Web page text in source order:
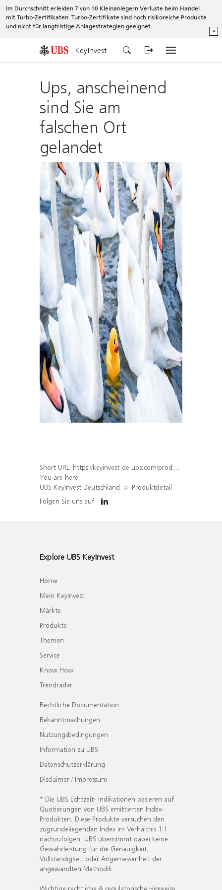
Im Durchschnitt erleiden 7 von 10 Kleinanlegern Verluste beim Handel
mit Turbo-Zertifikaten. Turbo-Zertifikate sind hoch risikoreiche Produkte
und nicht für langfristige Anlagestrategien geeignet.
^
KeyInvest
Ups, anscheinend
sind Sie am
falschen Ort
gelandet
Short URL: https://keyinvest-de.ubs.com/produkt/detail/index/isin/DE000WA4R710
You are here:
UBS KeyInvest Deutschland
Produktdetail
Folgen Sie uns auf
Explore UBS KeyInvest
Home
Mein KeyInvest
Märkte
Produkte
Themen
Service
Know How
Trendradar
Rechtliche Dokumentation
Bekanntmachungen
Nutzungsbedingungen
Information zu UBS
Datenschutzerklärung
Disclaimer / Impressum
* Die UBS Echtzeit- Indikationen basieren auf
Quotierungen von UBS emittierten Index-
Produkten. Diese Produkte versuchen den
zugrundeliegenden Index im Verhältnis 1:1
nachzufolgen. UBS übernimmt dabei keine
Gewährleistung für die Genauigkeit,
Vollständigkeit oder Angemessenheit der
angewandten Methodik.